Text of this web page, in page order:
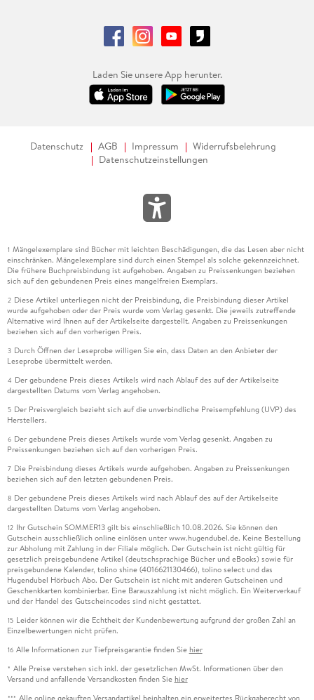
Laden Sie unsere App herunter.
Datenschutz AGB Impressum
Widerrufsbelehrung
Datenschutzeinstellungen
1 Mängelexemplare sind Bücher mit leichten Beschädigungen, die das Lesen aber nicht
einschränken. Mängelexemplare sind durch einen Stempel als solche gekennzeichnet.
Die frühere Buchpreisbindung ist aufgehoben. Angaben zu Preissenkungen beziehen
sich auf den gebundenen Preis eines mangelfreien Exemplars.
2 Diese Artikel unterliegen nicht der Preisbindung, die Preisbindung dieser Artikel
wurde aufgehoben oder der Preis wurde vom Verlag gesenkt. Die jeweils zutreffende
Alternative wird Ihnen auf der Artikelseite dargestellt. Angaben zu Preissenkungen
beziehen sich auf den vorherigen Preis.
3 Durch Öffnen der Leseprobe willigen Sie ein, dass Daten an den Anbieter der
Leseprobe übermittelt werden.
4 Der gebundene Preis dieses Artikels wird nach Ablauf des auf der Artikelseite
dargestellten Datums vom Verlag angehoben.
5 Der Preisvergleich bezieht sich auf die unverbindliche Preisempfehlung (UVP) des
Herstellers.
6 Der gebundene Preis dieses Artikels wurde vom Verlag gesenkt. Angaben zu
Preissenkungen beziehen sich auf den vorherigen Preis.
7 Die Preisbindung dieses Artikels wurde aufgehoben. Angaben zu Preissenkungen
beziehen sich auf den letzten gebundenen Preis.
8 Der gebundene Preis dieses Artikels wird nach Ablauf des auf der Artikelseite
dargestellten Datums vom Verlag angehoben.
12 Ihr Gutschein SOMMER13 gilt bis einschließlich 10.08.2026. Sie können den
Gutschein ausschließlich online einlösen unter www.hugendubel.de. Keine Bestellung
zur Abholung mit Zahlung in der Filiale möglich. Der Gutschein ist nicht gültig für
gesetzlich preisgebundene Artikel (deutschsprachige Bücher und eBooks) sowie für
preisgebundene Kalender, tolino shine (4016621130466), tolino select und das
Hugendubel Hörbuch Abo. Der Gutschein ist nicht mit anderen Gutscheinen und
Geschenkkarten kombinierbar. Eine Barauszahlung ist nicht möglich. Ein Weiterverkauf
und der Handel des Gutscheincodes sind nicht gestattet.
15 Leider können wir die Echtheit der Kundenbewertung aufgrund der großen Zahl an
Einzelbewertungen nicht prüfen.
16 Alle Informationen zur Tiefpreisgarantie finden Sie hier
* Alle Preise verstehen sich inkl. der gesetzlichen MwSt. Informationen über den
Versand und anfallende Versandkosten finden Sie hier
***